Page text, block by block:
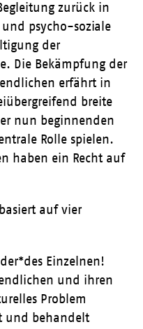
zurück in
psycho-soziale
der
Die Bekämpfung der
erfährt in
breite
nun beginnenden
Rolle spielen.
haben ein Recht auf
auf vier
Einzelnen!
und ihren
Problem
und behandelt